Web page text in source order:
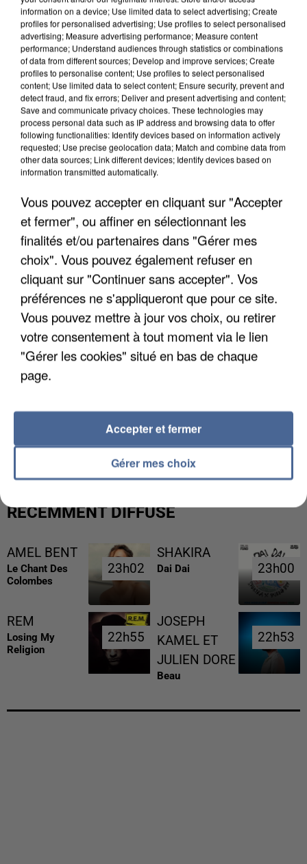
APRÈS TOUTES CES CANICULES, LES REFUGES
DE FAUNE SAUVAGE SONT...
L’UN DES FONDATEURS SUPPOSÉS DE LA DZ
MAFIA INTERPELLÉ EN ALGÉRIE
RÉCEMMENT DIFFUSÉ
AMEL BENT
Le Chant Des
Colombes
23h02
23h02
SHAKIRA
Dai Dai 23h00
23h00
REM
Losing My
Religion
22h55
22h55
JOSEPH
KAMEL ET
JULIEN DORE
Beau
22h53
22h53
information on a device; Use limited data to select advertising; Create
profiles for personalised advertising; Use profiles to select personalised
advertising; Measure advertising performance; Measure content
performance; Understand audiences through statistics or combinations
of data from different sources; Develop and improve services; Create
profiles to personalise content; Use profiles to select personalised
content; Use limited data to select content; Ensure security, prevent and
detect fraud, and fix errors; Deliver and present advertising and content;
Save and communicate privacy choices. These technologies may
process personal data such as IP address and browsing data to offer
following functionalities: Identify devices based on information actively
requested; Use precise geolocation data; Match and combine data from
other data sources; Link different devices; Identify devices based on
information transmitted automatically.
Vous pouvez accepter en cliquant sur "Accepter
et fermer", ou affiner en sélectionnant les
finalités et/ou partenaires dans "Gérer mes
choix". Vous pouvez également refuser en
cliquant sur "Continuer sans accepter". Vos
préférences ne s'appliqueront que pour ce site.
Vous pouvez mettre à jour vos choix, ou retirer
votre consentement à tout moment via le lien
"Gérer les cookies" situé en bas de chaque
page.
Gérer mes choix
Accepter et fermer